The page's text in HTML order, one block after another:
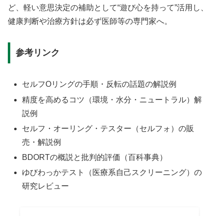
ど、軽い意思決定の補助として“遊び心を持って”活用し、
健康判断や治療方針は必ず医師等の専門家へ。
参考リンク
セルフOリングの手順・反転の話題の解説例
精度を高めるコツ（環境・水分・ニュートラル）解
説例
セルフ・オーリング・テスター（セルフォ）の販
売・解説例
BDORTの概説と批判的評価（百科事典）
ゆびわっかテスト（医療系自己スクリーニング）の
研究レビュー